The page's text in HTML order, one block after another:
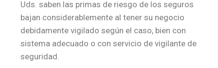
Uds. saben las primas de riesgo de los seguros
bajan considerablemente al tener su negocio
debidamente vigilado según el caso, bien con
sistema adecuado o con servicio de vigilante de
seguridad.